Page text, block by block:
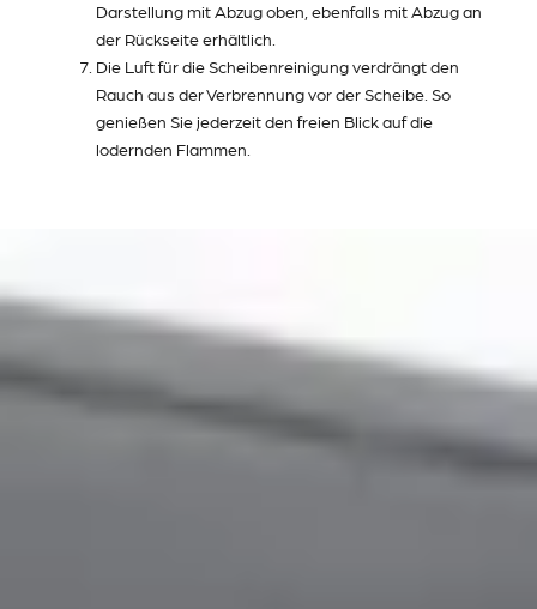
Darstellung mit Abzug oben, ebenfalls mit Abzug an
der Rückseite erhältlich.
Die Luft für die Scheibenreinigung verdrängt den
Rauch aus der Verbrennung vor der Scheibe. So
genießen Sie jederzeit den freien Blick auf die
lodernden Flammen.